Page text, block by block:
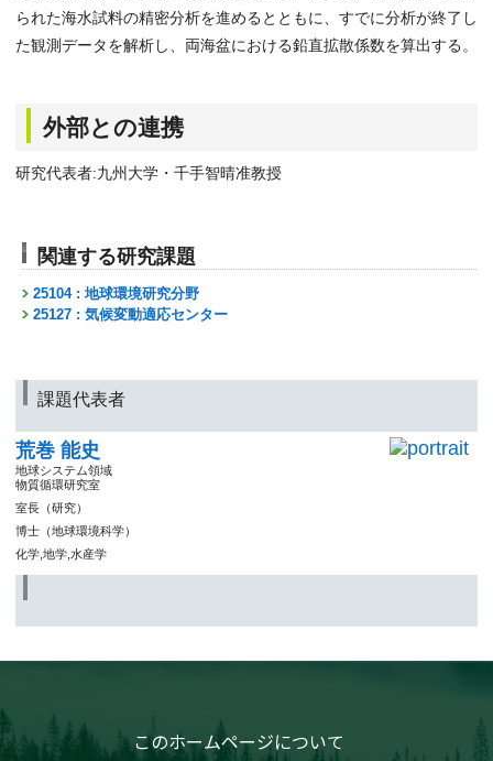
られた海水試料の精密分析を進めるとともに、すでに分析が終了し
た観測データを解析し、両海盆における鉛直拡散係数を算出する。
外部との連携
研究代表者:九州大学・千手智晴准教授
関連する研究課題
25104 : 地球環境研究分野
25127 : 気候変動適応センター
課題代表者
荒巻 能史
地球システム領域
物質循環研究室
室長（研究）
博士（地球環境科学）
化学,地学,水産学
このホームページについて